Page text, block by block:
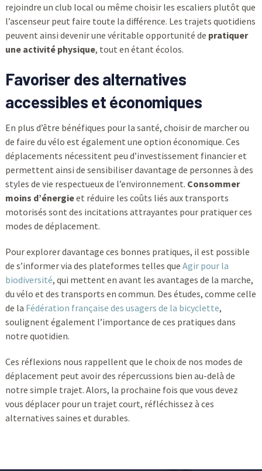
rejoindre un club local ou même choisir les escaliers plutôt que
l’ascenseur peut faire toute la différence. Les trajets quotidiens
peuvent ainsi devenir une véritable opportunité de pratiquer
une activité physique, tout en étant écolos.
Favoriser des alternatives
accessibles et économiques
En plus d’être bénéfiques pour la santé, choisir de marcher ou
de faire du vélo est également une option économique. Ces
déplacements nécessitent peu d’investissement financier et
permettent ainsi de sensibiliser davantage de personnes à des
styles de vie respectueux de l’environnement. Consommer
moins d’énergieet réduire les coûts liés aux transports
motorisés sont des incitations attrayantes pour pratiquer ces
modes de déplacement.
Pour explorer davantage ces bonnes pratiques, il est possible
de s’informer via des plateformes telles que Agir pour la
biodiversité, qui mettent en avant les avantages de la marche,
du vélo et des transports en commun. Des études, comme celle
de la Fédération française des usagers de la bicyclette,
soulignent également l’importance de ces pratiques dans
notre quotidien.
Ces réflexions nous rappellent que le choix de nos modes de
déplacement peut avoir des répercussions bien au-delà de
notre simple trajet. Alors, la prochaine fois que vous devez
vous déplacer pour un trajet court, réfléchissez à ces
alternatives saines et durables.